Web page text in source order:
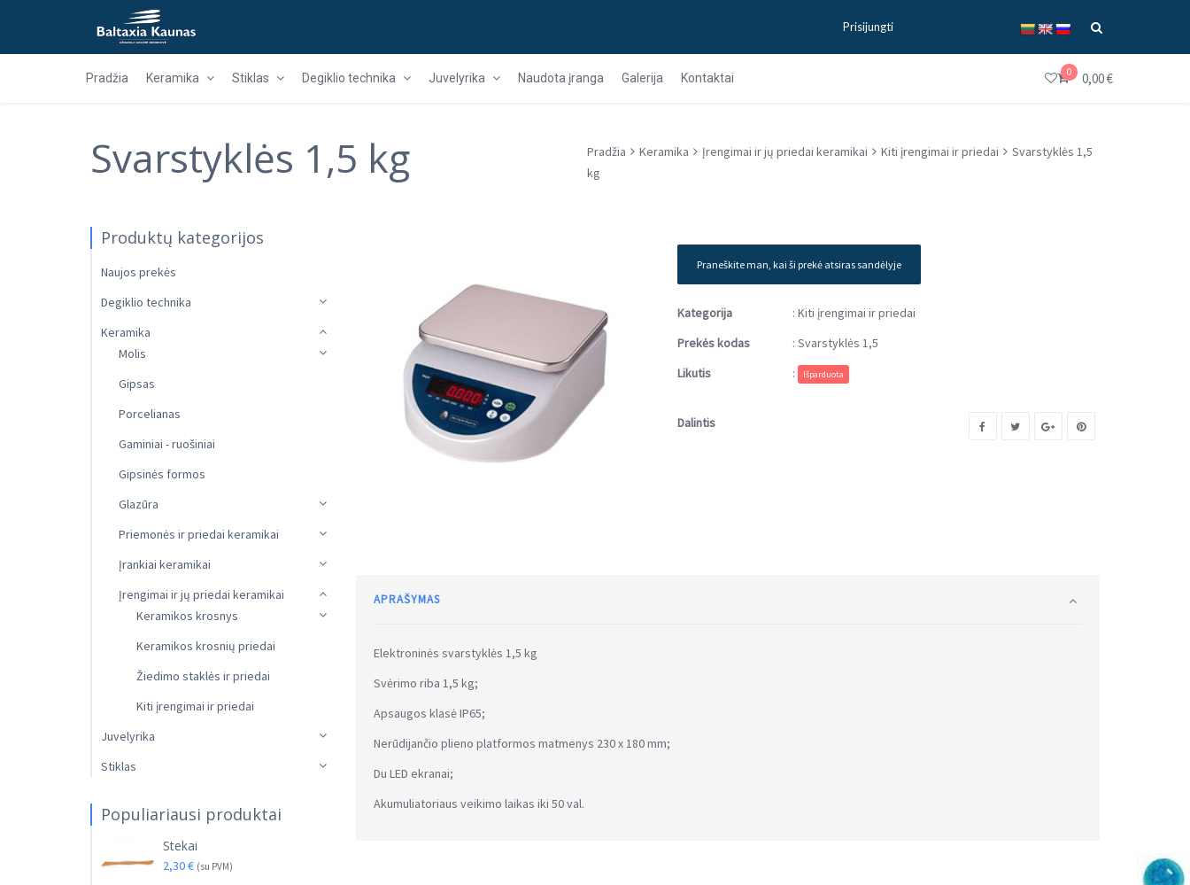
Prisijungti
Pradžia Keramika Stiklas Degiklio technika Juvelyrika Naudota įranga Galerija Kontaktai 0 0,00€
Svarstyklės 1,5 kg Pradžia Keramika Įrengimai ir jų priedai keramikai Kiti įrengimai ir priedai
Svarstyklės 1,5
kg
Praneškite man, kai ši prekė atsiras sandėlyje
Kategorija : Kiti įrengimai ir priedai
Prekės kodas
: Svarstyklės 1,5
Likutis
: Išparduota
Dalintis
APRAŠYMAS
Elektroninės svarstyklės 1,5 kg
Svėrimo riba 1,5 kg;
Apsaugos klasė IP65;
Nerūdijančio plieno platformos matmenys 230 x 180 mm;
Du LED ekranai;
Akumuliatoriaus veikimo laikas iki 50 val.
Produktų kategorijos
Naujos prekės
Degiklio technika
Keramika
Molis
Gipsas
Porcelianas
Gaminiai - ruošiniai
Gipsinės formos
Glazūra
Priemonės ir priedai keramikai
Įrankiai keramikai
Įrengimai ir jų priedai keramikai
Keramikos krosnys
Keramikos krosnių priedai
Žiedimo staklės ir priedai
Kiti įrengimai ir priedai
Juvelyrika
Stiklas
Populiariausi produktai
Stekai
2,30€ (su PVM)